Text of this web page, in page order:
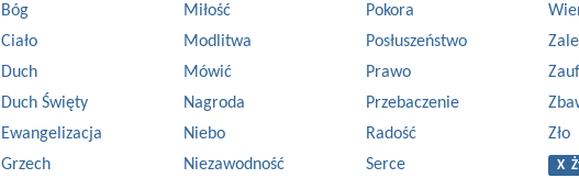
Bóg
Ciało
Duch
Duch Święty
Ewangelizacja
Grzech
Miłość
Modlitwa
Mówić
Nagroda
Niebo
Niezawodność
Pokora
Posłuszeństwo
Prawo
Przebaczenie
Radość
Serce
Zło
X